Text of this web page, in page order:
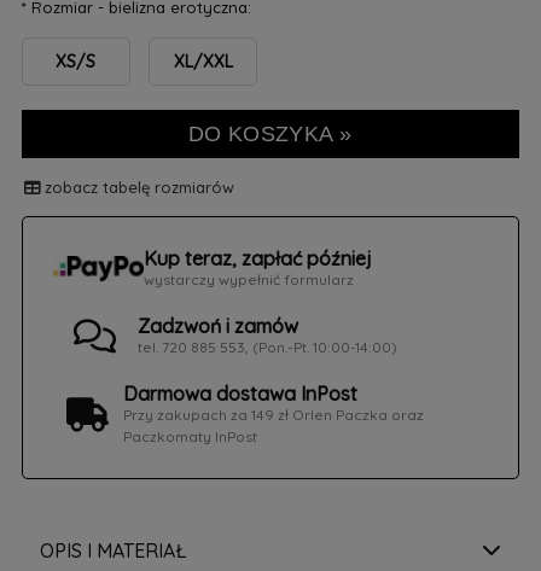
*Rozmiar - bielizna erotyczna:
XS/S XL/XXL
DO KOSZYKA »
zobacz tabelę rozmiarów
Kup teraz, zapłać później
wystarczy wypełnić formularz
Zadzwoń i zamów
tel. 720 885 553, (Pon.-Pt. 10:00-14:00)
Darmowa dostawa InPost
Przy zakupach za 149 zł Orlen Paczka oraz
Paczkomaty InPost
OPIS I MATERIAŁ